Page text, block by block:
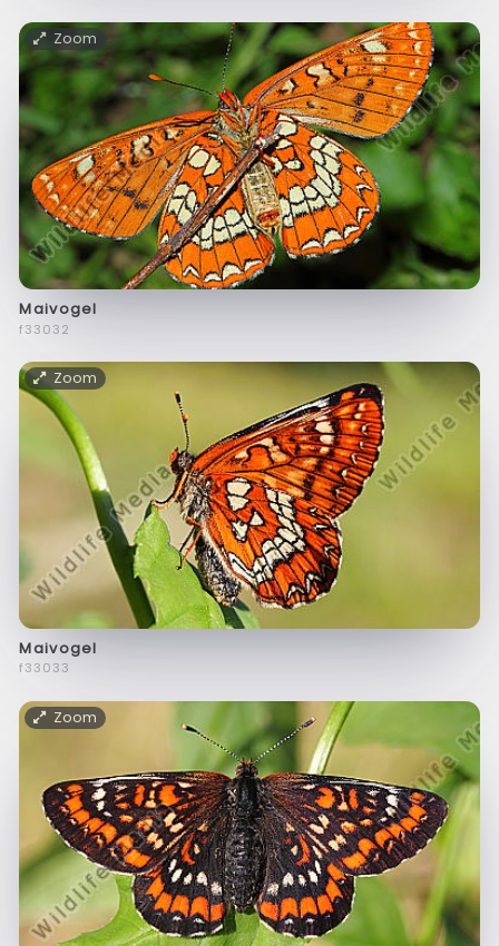
Zoom
Maivogel
f33032
Zoom
Maivogel
f33033
Zoom